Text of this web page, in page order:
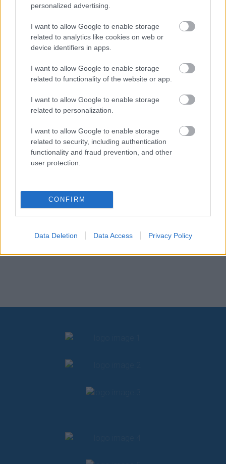
personalized advertising.
I want to allow Google to enable storage
related to analytics like cookies on web or
device identifiers in apps.
I want to allow Google to enable storage
related to functionality of the website or app.
I want to allow Google to enable storage
related to personalization.
I want to allow Google to enable storage
related to security, including authentication
functionality and fraud prevention, and other
user protection.
CONFIRM
Data Deletion Data Access Privacy Policy
Για να εντοπίσετε το Προσκοπικό Κέντρο που σας
ενδιαφέρει, πατήστε πάνω στον χάρτη.